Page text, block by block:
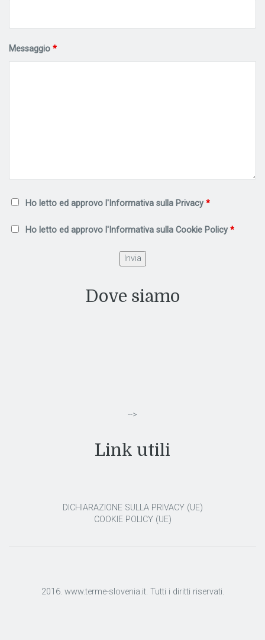
Messaggio *
Ho letto ed approvo l'Informativa sulla Privacy *
Ho letto ed approvo l'Informativa sullaCookie Policy *
Dove siamo
-->
Link utili
DICHIARAZIONE SULLA PRIVACY (UE)
COOKIE POLICY (UE)
2016. www.terme-slovenia.it. Tutti i diritti riservati.